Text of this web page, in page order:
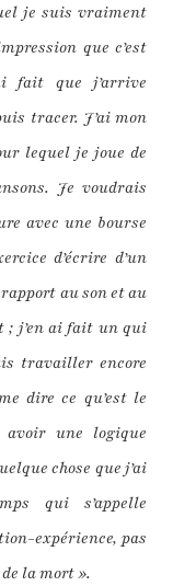
je suis vraiment
que c’est
fait que j’arrive
tracer. J’ai mon
lequel je joue de
Je voudrais
avec une bourse
d’écrire d’un
au son et au
; j’en ai fait un qui
travailler encore
dire ce qu’est le
avoir une logique
chose que j’ai
qui s’appelle
expérience, pas
la mort ».